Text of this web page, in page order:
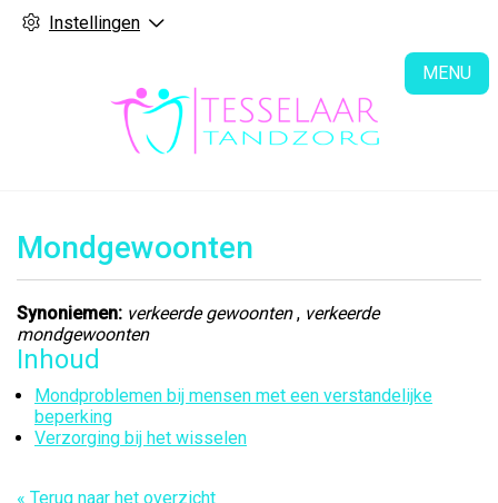
Instellingen
MENU
Mondgewoonten
Synoniemen: verkeerde gewoonten, verkeerde
mondgewoonten
Inhoud
Mondproblemen bij mensen met een verstandelijke
beperking
Verzorging bij het wisselen
« Terug naar het overzicht